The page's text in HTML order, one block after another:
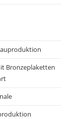
Bronzeplaketten